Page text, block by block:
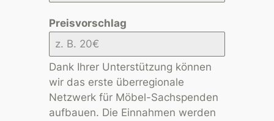
Preisvorschlag
Dank Ihrer Unterstützung können
wir das erste überregionale
Netzwerk für Möbel-Sachspenden
aufbauen. Die Einnahmen werden